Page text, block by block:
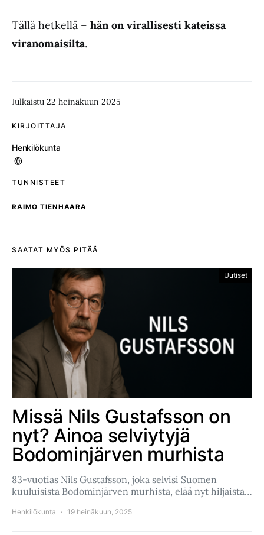
Julkaistu 22 heinäkuun 2025
KIRJOITTAJA
Henkilökunta
TUNNISTEET
RAIMO TIENHAARA
Tällä hetkellä – hän on virallisesti kateissa
viranomaisilta.
SAATAT MYÖS PITÄÄ
Uutiset
Missä Nils Gustafsson on
nyt? Ainoa selviytyjä
Bodominjärven murhista
83-vuotias Nils Gustafsson, joka selvisi Suomen
kuuluisista Bodominjärven murhista, elää nyt hiljaista…
Henkilökunta 19 heinäkuun, 2025